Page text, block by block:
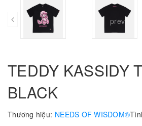
prev
TEDDY KASSIDY
BLACK
Thương hiệu: NEEDS OF WISDOM®